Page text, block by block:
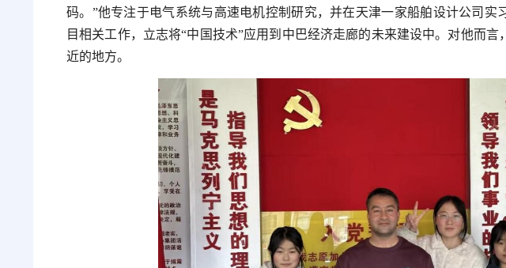
码。”他专注于电气系统与高速电机控制研究，并在天津一家船舶设计公司实
目相关工作，立志将“中国技术”应用到中巴经济走廊的未来建设中。对他而
近的地方。